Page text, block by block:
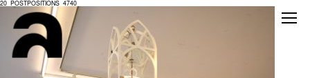
20_POSTPOSITIONS_4740